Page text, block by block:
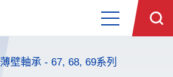
薄壁軸承 - 67, 68, 69系列